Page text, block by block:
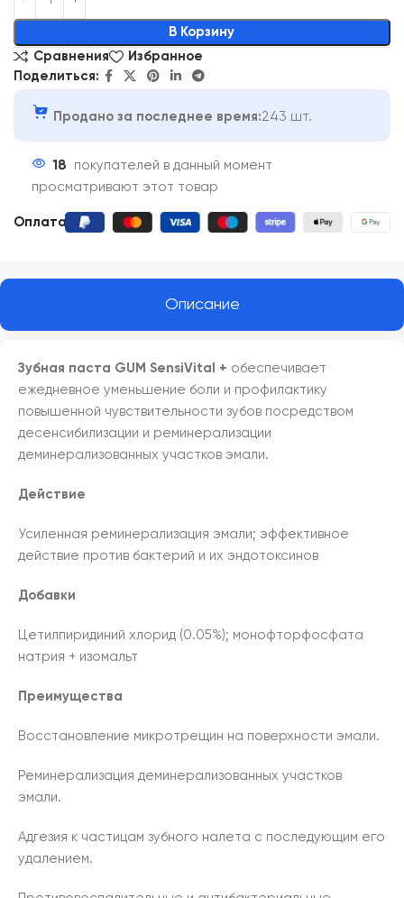
В Корзину
Сравнения
Избранное
Поделиться:
Продано за последнее время:243 шт.
18
покупателей в данный момент
просматривают этот товар
Оплата:
Описание
Зубная паста GUM SensiVital + обеспечивает
ежедневное уменьшение боли и профилактику
повышенной чувствительности зубов посредством
десенсибилизации и реминерализации
деминерализованных участков эмали.
Действие
Усиленная реминерализация эмали; эффективное
действие против бактерий и их эндотоксинов
Добавки
Цетилпиридиний хлорид (0.05%); монофторфосфата
натрия + изомальт
Преимущества
Восстановление микротрещин на поверхности эмали.
Реминерализация деминерализованных участков
эмали.
Адгезия к частицам зубного налета с последующим его
удалением.